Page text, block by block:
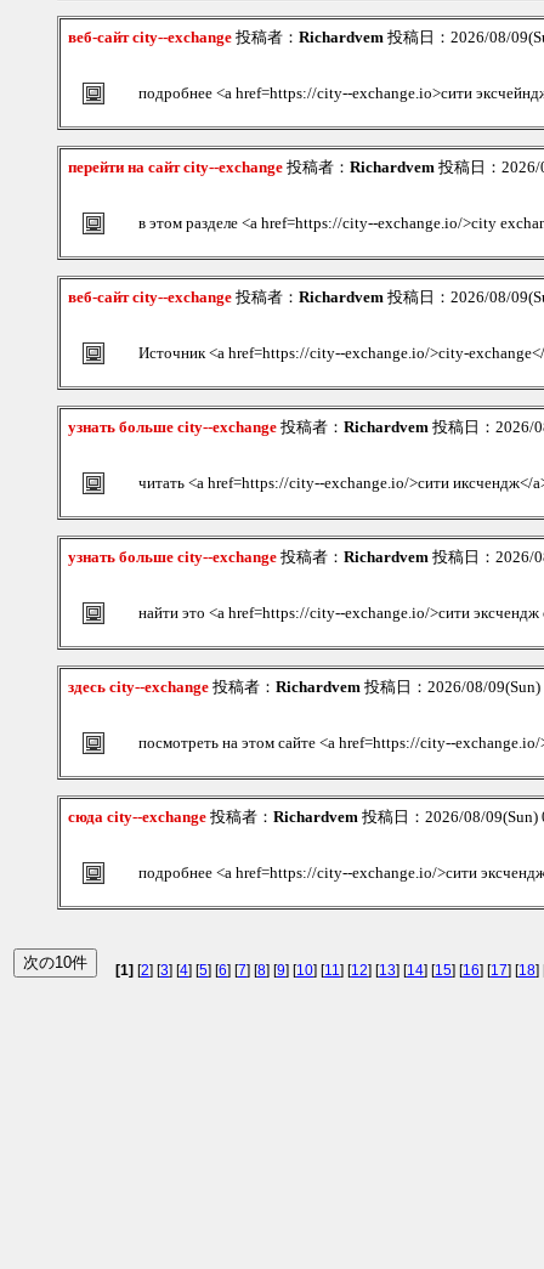
веб-сайт city--exchange 投稿者： Richardvem 投稿日：2026/08/
подробнее <a href=https://city--exchange.io>сити
перейти на сайт city--exchange 投稿者： Richardvem 投稿日：
в этом разделе <a href=https://city--exchange.io/>city
веб-сайт city--exchange 投稿者： Richardvem 投稿日：2026/08/
Источник <a href=https://city--exchange.io/>city-
узнать больше city--exchange 投稿者： Richardvem 投稿日：2026/
читать <a href=https://city--exchange.io/>сити иксчендж</
узнать больше city--exchange 投稿者： Richardvem 投稿日：2026/
найти это <a href=https://city--exchange.io/>сити
здесь city--exchange 投稿者： Richardvem 投稿日：2026/08/
посмотреть на этом сайте <a href=https://city--
сюда city--exchange 投稿者： Richardvem 投稿日：2026/08/
подробнее <a href=https://city--exchange.io/>сити
[1] [2] [3] [4] [5] [6] [7] [8] [9] [10] [11] [12] [13] [14] [15] [16] [17] [18]